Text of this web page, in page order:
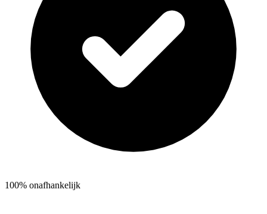
100% onafhankelijk